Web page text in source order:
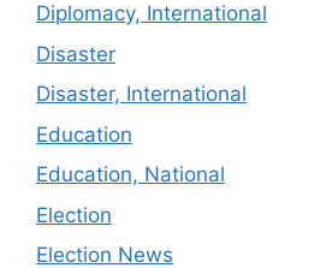
Diplomacy, International
Disaster
Disaster, International
Education
Education, National
Election
Election News